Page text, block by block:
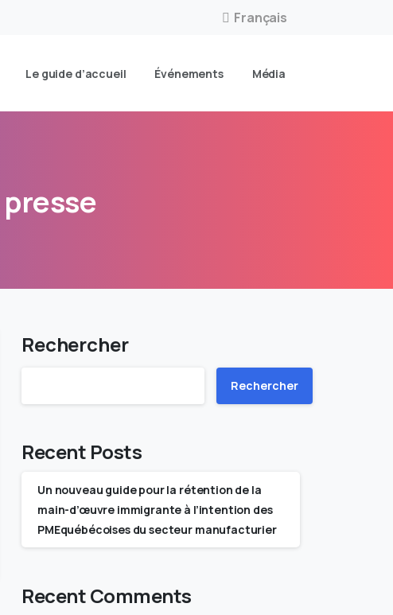
Français
Le guide d’accueil Événements Média
presse
Rechercher
Rechercher
Recent Posts
Un nouveau guide pour la rétention de la
main-d’œuvre immigrante à l’intention des
PMEquébécoises du secteur manufacturier
Recent Comments